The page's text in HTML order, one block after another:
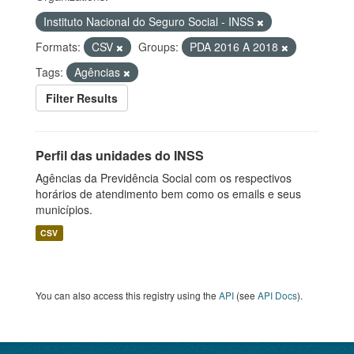
Instituto Nacional do Seguro Social - INSS
Formats:
CSV Groups:
PDA 2016 A 2018
Tags:
Agências
Filter Results
Perfil das unidades do INSS
Agências da Previdência Social com os respectivos
horários de atendimento bem como os emails e seus
municípios.
CSV
You can also access this registry using the API (see API Docs).